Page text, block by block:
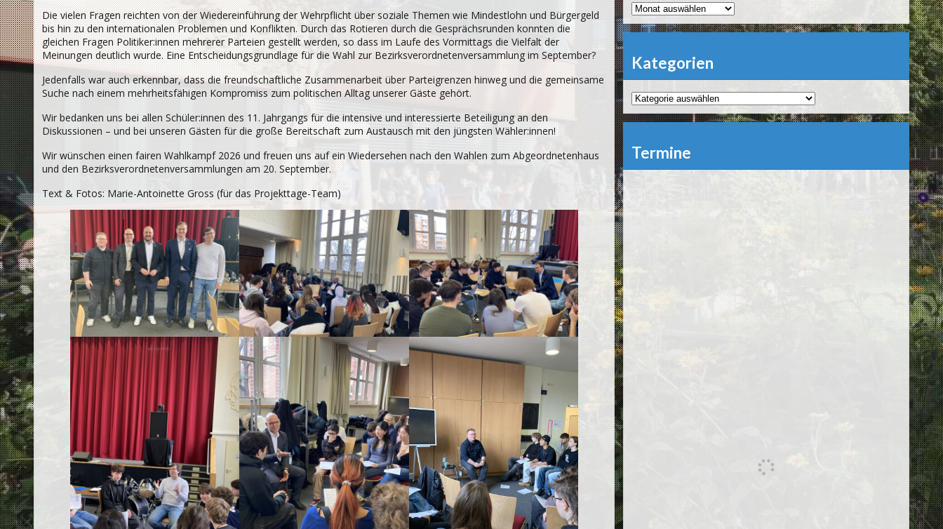
Die vielen Fragen reichten von der Wiedereinführung der Wehrpflicht über soziale Themen wie Mindestlohn und Bürgergeld
bis hin zu den internationalen Problemen und Konflikten. Durch das Rotieren durch die Gesprächsrunden konnten die
gleichen Fragen Politiker:innen mehrerer Parteien gestellt werden, so dass im Laufe des Vormittags die Vielfalt der
Meinungen deutlich wurde. Eine Entscheidungsgrundlage für die Wahl zur Bezirksverordnetenversammlung im September?
Jedenfalls war auch erkennbar, dass die freundschaftliche Zusammenarbeit über Parteigrenzen hinweg und die gemeinsame
Suche nach einem mehrheitsfähigen Kompromiss zum politischen Alltag unserer Gäste gehört.
Wir bedanken uns bei allen Schüler:innen des 11. Jahrgangs für die intensive und interessierte Beteiligung an den
Diskussionen – und bei unseren Gästen für die große Bereitschaft zum Austausch mit den jüngsten Wähler:innen!
Wir wünschen einen fairen Wahlkampf 2026 und freuen uns auf ein Wiedersehen nach den Wahlen zum Abgeordnetenhaus
und den Bezirksverordnetenversammlungen am 20. September.
Text & Fotos: Marie-Antoinette Gross (für das Projekttage-Team)
Archiv
Kategorien
Kategorien
Termine